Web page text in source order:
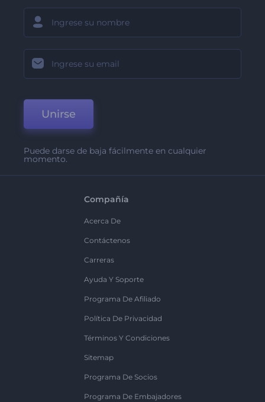
Unirse
Puede darse de baja fácilmente en cualquier
momento.
Compañía
Acerca De
Contáctenos
Carreras
Ayuda Y Soporte
Programa De Afiliado
Política De Privacidad
Términos Y Condiciones
Sitemap
Programa De Socios
Programa De Embajadores